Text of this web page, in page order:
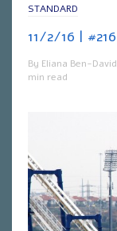
STANDARD
By Eliana Ben-David
min read